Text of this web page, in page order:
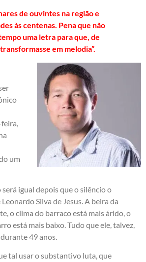
de ouvintes na região e
às centenas. Pena que não
uma letra para que, de
em melodia”.
um
igual depois que o silêncio o
Silva de Jesus. A beira da
o clima do barraco está mais árido, o
está mais baixo. Tudo que ele, talvez,
49 anos.
tal usar o substantivo luta, que